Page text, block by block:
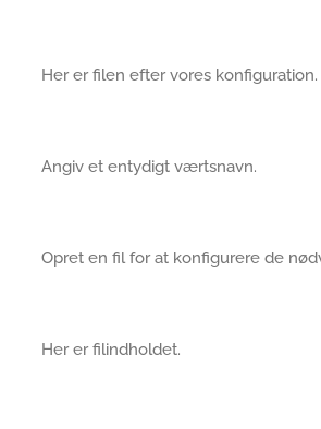
Her er filen efter vores konfiguration.
Angiv et entydigt værtsnavn.
Opret en fil for at konfigurere de
Her er filindholdet.